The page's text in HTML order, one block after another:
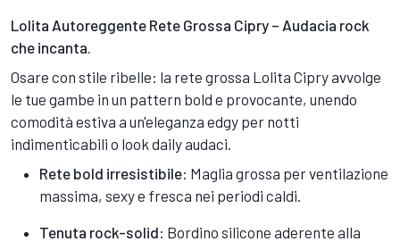
Lolita Autoreggente Rete Grossa Cipry – Audacia rock
che incanta.
Osare con stile ribelle: la rete grossa Lolita Cipry avvolge
le tue gambe in un pattern bold e provocante, unendo
comodità estiva a un'eleganza edgy per notti
indimenticabili o look daily audaci.
Rete bold irresistibile: Maglia grossa per ventilazione
massima, sexy e fresca nei periodi caldi.
Tenuta rock-solid: Bordino silicone aderente alla